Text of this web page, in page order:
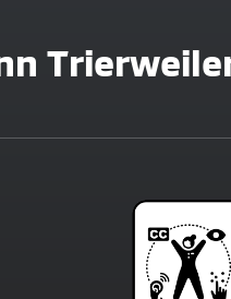
Trierweiler